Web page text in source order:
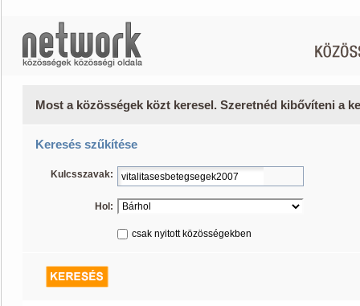
Most a közösségek közt keresel. Szeretnéd kibővíteni a
Keresés szűkítése
Kulcsszavak:
Hol:
csak nyitott közösségekben